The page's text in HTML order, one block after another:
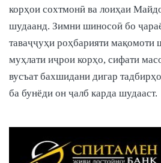
корҳои сохтмонӣ ва лоиҳаи
шудаанд. Зимни шиносоӣ бо
таваҷҷуҳи роҳбарияти мақомоти
муҳлати иҷрои корҳо, сифати
вусъат бахшидани дигар
ба бунёди он ҷалб карда шудааст.